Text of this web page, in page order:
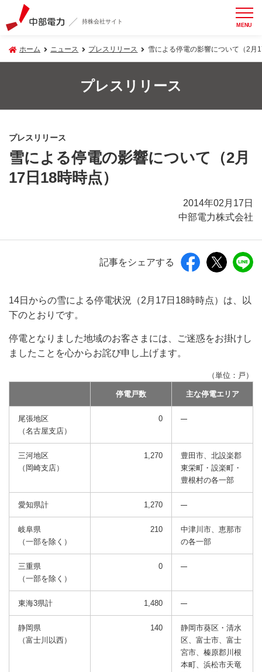
持株会社サイト MENU
ホーム ニュース プレスリリース 雪による停電の影響について（2月
プレスリリース
プレスリリース
雪による停電の影響について（2月
17日18時時点）
2014年02月17日
中部電力株式会社
記事をシェアする
14日からの雪による停電状況（2月17日18時時点）は、以
下のとおりです。
停電となりました地域のお客さまには、ご迷惑をお掛けし
ましたことを心からお詫び申し上げます。
（単位：戸）
停電戸数 主な停電エリア
尾張地区
（名古屋支店）
0
三河地区
（岡崎支店）
1,270
豊田市、北設楽郡
東栄町・設楽町・
豊根村の各一部
愛知県計 1,270
岐阜県
（一部を除く）
210
中津川市、恵那市
の各一部
三重県
（一部を除く）
0
東海3県計 1,480
静岡県
（富士川以西）
140
静岡市葵区・清水
区、富士市、富士
宮市、 榛原郡川根
本町、浜松市天竜